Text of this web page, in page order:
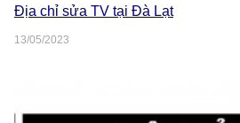
Địa chỉ sửa TV tại Đà Lạt
13/05/2023